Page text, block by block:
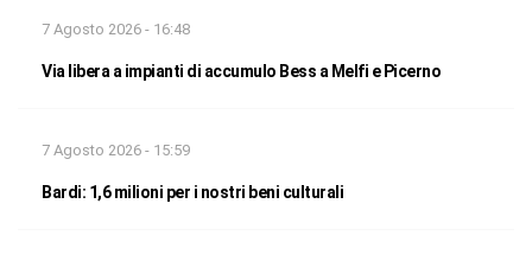
7 Agosto 2026 - 16:48
Via libera a impianti di accumulo Bess a Melfi e Picerno
7 Agosto 2026 - 15:59
Bardi: 1,6 milioni per i nostri beni culturali